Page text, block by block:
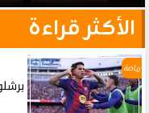
الأكثر قراءة
رياضة